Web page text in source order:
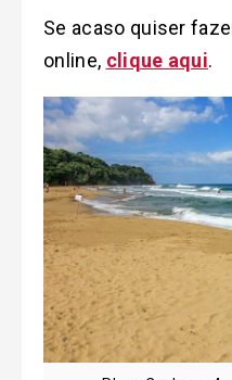
Se acaso quiser
online, clique aqui.